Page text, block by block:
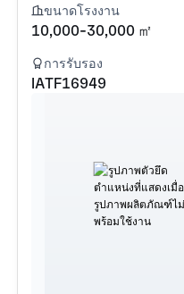
ขนาดโรงงาน
10,000-30,000 ㎡
การรับรอง
IATF16949